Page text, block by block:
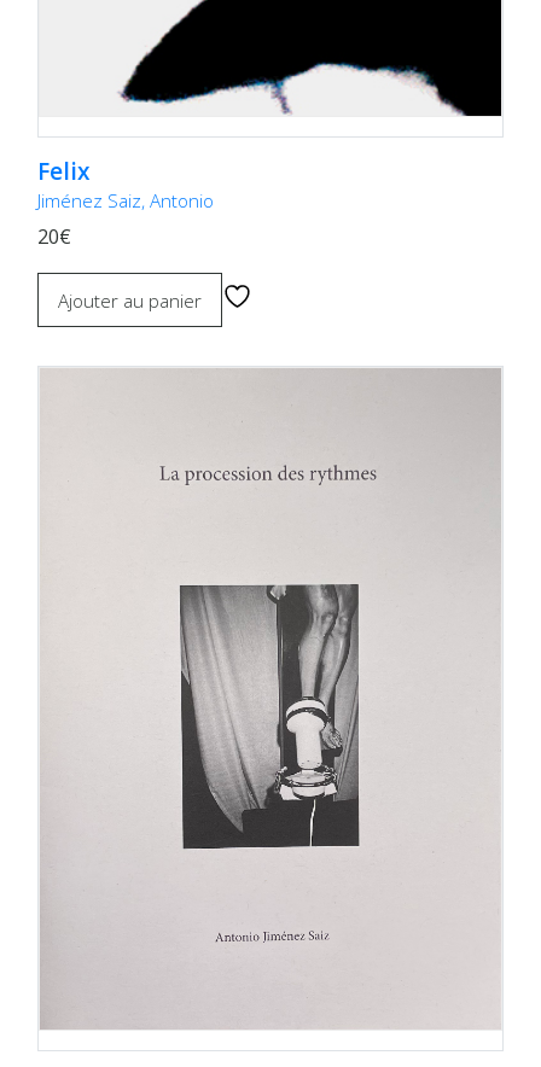
Felix
Jiménez Saiz, Antonio
20€
Ajouter au panier